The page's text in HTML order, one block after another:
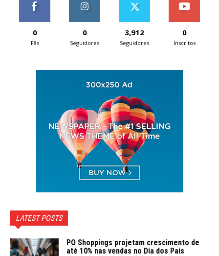
0
Fãs
0
Seguidores
3,912
Seguidores
0
Inscritos
LATEST POSTS
PO Shoppings projetam crescimento de
até 10% nas vendas no Dia dos Pais